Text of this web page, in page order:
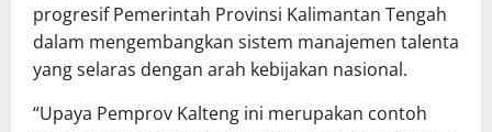
progresif Pemerintah Provinsi Kalimantan Tengah
dalam mengembangkan sistem manajemen talenta
yang selaras dengan arah kebijakan nasional.
“Upaya Pemprov Kalteng ini merupakan contoh